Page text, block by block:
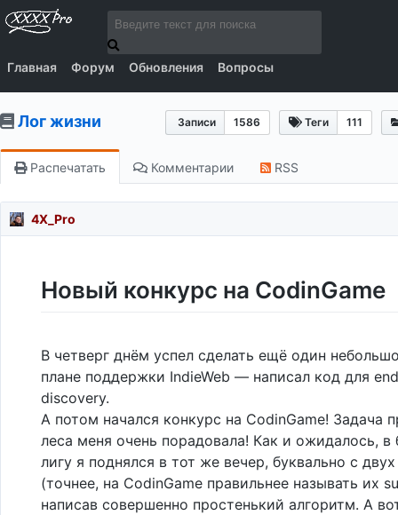
Главная Форум Обновления Вопросы
Записи 1586 Теги 111
Лог жизни
Распечатать Комментарии RSS
4X_Pro
Новый конкурс на CodinGame
В четверг днём успел сделать ещё один
плане поддержки IndieWeb — написал код для
discovery.
А потом начался конкурс на CodinGame! Задача
леса меня очень порадовала! Как и ожидалось, в
лигу я поднялся в тот же вечер, буквально с
(точнее, на CodinGame правильнее называть их
написав совершенно простенький алгоритм. А